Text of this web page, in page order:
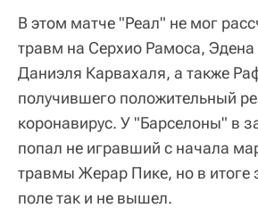
В этом матче "Реал" не мог
травм на Серхио Рамоса, Эдена
Даниэля Карвахаля, а также
получившего положительный
коронавирус. У "Барселоны" в
попал не игравший с начала
травмы Жерар Пике, но в итоге
поле так и не вышел.